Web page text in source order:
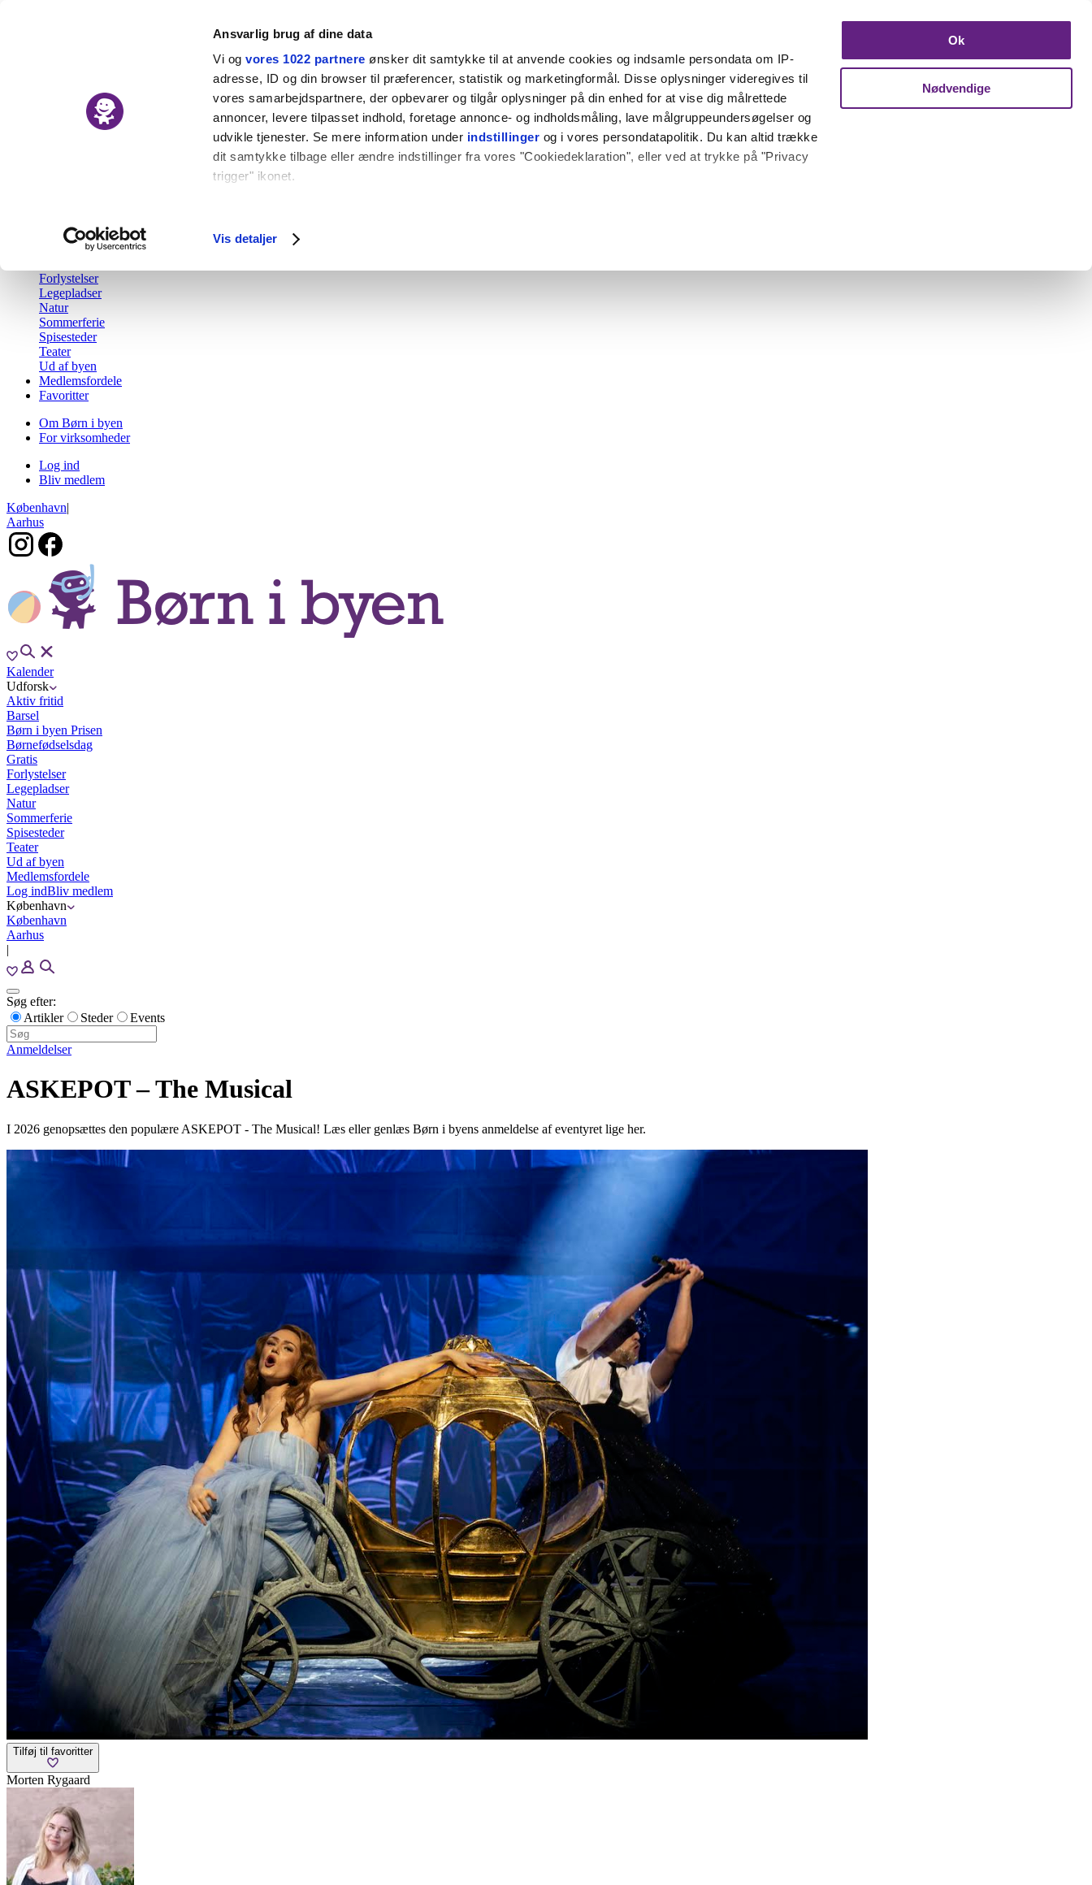
Ansvarlig brug af dine data
Vi ogvores 1022 partnere ønsker dit samtykke til at anvende cookies og indsamle persondata om IP-
adresse, ID og din browser til præferencer, statistik og marketingformål. Disse oplysninger videregives til
vores samarbejdspartnere, der opbevarer og tilgår oplysninger på din enhed for at vise dig målrettede
annoncer, levere tilpasset indhold, foretage annonce- og indholdsmåling, lave målgruppeundersøgelser og
udvikle tjenester. Se mere information under indstillinger og i vores persondatapolitik. Du kan altid trække
dit samtykke tilbage eller ændre indstillinger fra vores "Cookiedeklaration", eller ved at trykke på "Privacy
trigger" ikonet.
Indsamle præcise oplysninger om din placering, der kan være nøjagtig inden for få meter
Vis detaljer
Ok
Nødvendige
Børn i byen Prisen
Børnefødselsdag
Forlystelser
Legepladser
Natur
Sommerferie
Spisesteder
Teater
Ud af byen
Medlemsfordele
Favoritter
Om Børn i byen
For virksomheder
Log ind
Bliv medlem
København|
Aarhus
Kalender
Udforsk
Aktiv fritid
Barsel
Børn i byen Prisen
Børnefødselsdag
Gratis
Forlystelser
Legepladser
Natur
Sommerferie
Spisesteder
Teater
Ud af byen
Medlemsfordele
Log indBliv medlem
København
København
Aarhus
|
Søg efter:
Artikler
Steder Events
Anmeldelser
ASKEPOT – The Musical
I 2026 genopsættes den populære ASKEPOT - The Musical! Læs eller genlæs Børn i byens anmeldelse af eventyret lige her.
Tilføj til favoritter
Morten Rygaard